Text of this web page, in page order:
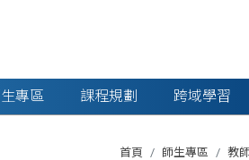
專區 課程規劃 跨域學習
首頁 師生專區 教